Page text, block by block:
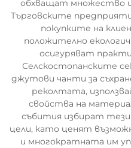
обхващат множество
Търговските
покупките на
положително
осигуряват
Селскостопанските
джутови чанти за
реколтата,
свойства на
събития избират
цели, като ценят
и многократната им